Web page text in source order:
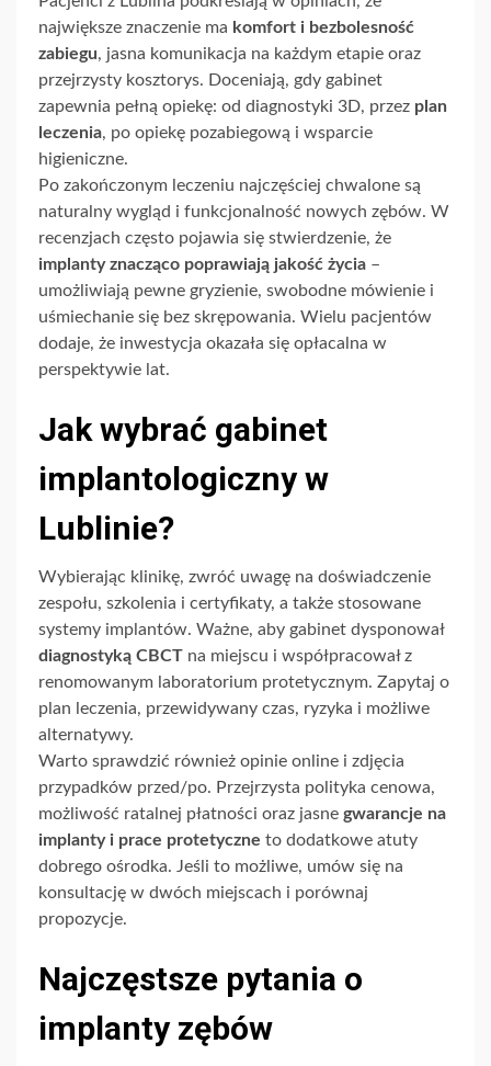
największe znaczenie ma komfort i bezbolesność
zabiegu, jasna komunikacja na każdym etapie oraz
przejrzysty kosztorys. Doceniają, gdy gabinet
zapewnia pełną opiekę: od diagnostyki 3D, przez plan
leczenia, po opiekę pozabiegową i wsparcie
higieniczne.
Po zakończonym leczeniu najczęściej chwalone są
naturalny wygląd i funkcjonalność nowych zębów. W
recenzjach często pojawia się stwierdzenie, że
implanty znacząco poprawiają jakość życia –
umożliwiają pewne gryzienie, swobodne mówienie i
uśmiechanie się bez skrępowania. Wielu pacjentów
dodaje, że inwestycja okazała się opłacalna w
perspektywie lat.
Jak wybrać gabinet
implantologiczny w
Lublinie?
Wybierając klinikę, zwróć uwagę na doświadczenie
zespołu, szkolenia i certyfikaty, a także stosowane
systemy implantów. Ważne, aby gabinet dysponował
diagnostyką CBCT na miejscu i współpracował z
renomowanym laboratorium protetycznym. Zapytaj o
plan leczenia, przewidywany czas, ryzyka i możliwe
alternatywy.
Warto sprawdzić również opinie online i zdjęcia
przypadków przed/po. Przejrzysta polityka cenowa,
możliwość ratalnej płatności oraz jasne gwarancje na
implanty i prace protetyczne to dodatkowe atuty
dobrego ośrodka. Jeśli to możliwe, umów się na
konsultację w dwóch miejscach i porównaj
propozycje.
Najczęstsze pytania o
implanty zębów